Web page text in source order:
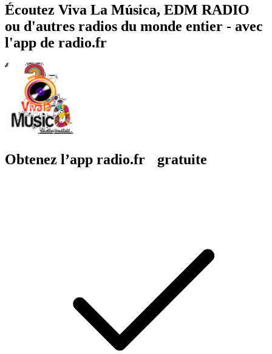
Écoutez Viva La Música, EDM RADIO
ou d'autres radios du monde entier - avec
l'app de radio.fr
Obtenez l’app radio.fr gratuite